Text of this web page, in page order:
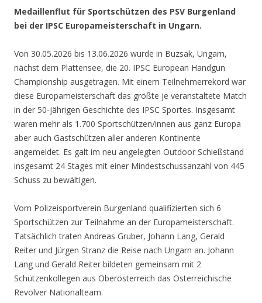
Medaillenflut für Sportschützen des PSV Burgenland
bei der IPSC Europameisterschaft in Ungarn.
Von 30.05.2026 bis 13.06.2026 wurde in Buzsak, Ungarn,
nächst dem Plattensee, die 20. IPSC European Handgun
Championship ausgetragen. Mit einem Teilnehmerrekord war
diese Europameisterschaft das größte je veranstaltete Match
in der 50-jährigen Geschichte des IPSC Sportes. Insgesamt
waren mehr als 1.700 Sportschützen/innen aus ganz Europa
aber auch Gastschützen aller anderen Kontinente
angemeldet. Es galt im neu angelegten Outdoor Schießstand
insgesamt 24 Stages mit einer Mindestschussanzahl von 445
Schuss zu bewältigen.
Vom Polizeisportverein Burgenland qualifizierten sich 6
Sportschützen zur Teilnahme an der Europameisterschaft.
Tatsächlich traten Andreas Gruber, Johann Lang, Gerald
Reiter und Jürgen Stranz die Reise nach Ungarn an. Johann
Lang und Gerald Reiter bildeten gemeinsam mit 2
Schützenkollegen aus Oberösterreich das Österreichische
Revolver Nationalteam.